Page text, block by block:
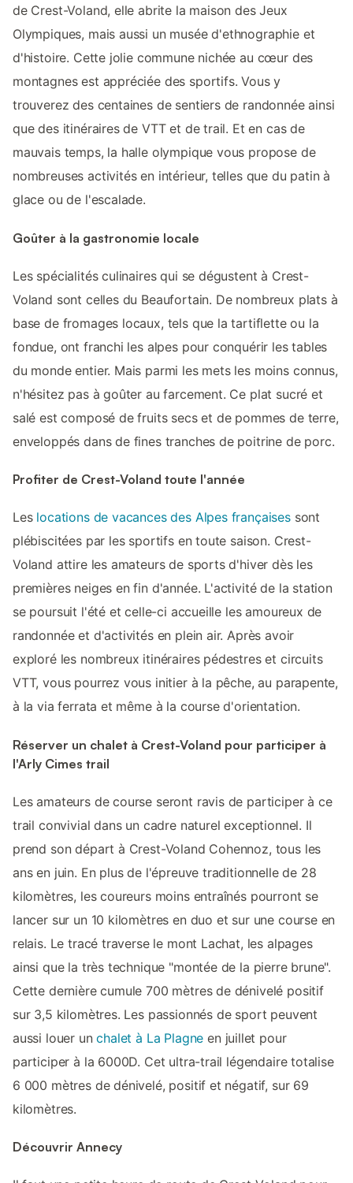
de Crest-Voland, elle abrite la maison des Jeux
Olympiques, mais aussi un musée d'ethnographie et
d'histoire. Cette jolie commune nichée au cœur des
montagnes est appréciée des sportifs. Vous y
trouverez des centaines de sentiers de randonnée ainsi
que des itinéraires de VTT et de trail. Et en cas de
mauvais temps, la halle olympique vous propose de
nombreuses activités en intérieur, telles que du patin à
glace ou de l'escalade.
Goûter à la gastronomie locale
Les spécialités culinaires qui se dégustent à Crest-
Voland sont celles du Beaufortain. De nombreux plats à
base de fromages locaux, tels que la tartiflette ou la
fondue, ont franchi les alpes pour conquérir les tables
du monde entier. Mais parmi les mets les moins connus,
n'hésitez pas à goûter au farcement. Ce plat sucré et
salé est composé de fruits secs et de pommes de terre,
enveloppés dans de fines tranches de poitrine de porc.
Profiter de Crest-Voland toute l'année
Les locations de vacances des Alpes françaisessont
plébiscitées par les sportifs en toute saison. Crest-
Voland attire les amateurs de sports d'hiver dès les
premières neiges en fin d'année. L'activité de la station
se poursuit l'été et celle-ci accueille les amoureux de
randonnée et d'activités en plein air. Après avoir
exploré les nombreux itinéraires pédestres et circuits
VTT, vous pourrez vous initier à la pêche, au parapente,
à la via ferrata et même à la course d'orientation.
Réserver un chalet à Crest-Voland pour participer à
l'Arly Cimes trail
Les amateurs de course seront ravis de participer à ce
trail convivial dans un cadre naturel exceptionnel. Il
prend son départ à Crest-Voland Cohennoz, tous les
ans en juin. En plus de l'épreuve traditionnelle de 28
kilomètres, les coureurs moins entraînés pourront se
lancer sur un 10 kilomètres en duo et sur une course en
relais. Le tracé traverse le mont Lachat, les alpages
ainsi que la très technique "montée de la pierre brune".
Cette dernière cumule 700 mètres de dénivelé positif
sur 3,5 kilomètres. Les passionnés de sport peuvent
aussi louer unchalet à La Plagne en juillet pour
participer à la 6000D. Cet ultra-trail légendaire totalise
6 000 mètres de dénivelé, positif et négatif, sur 69
kilomètres.
Découvrir Annecy